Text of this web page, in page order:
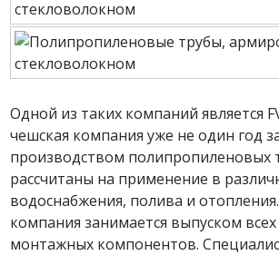
Одной из таких компаний является
чешская компания уже не один год
производством полипропиленовых
рассчитаны на применение в
водоснабжения, полива и
компания занимается выпуском
монтажных компонентов.